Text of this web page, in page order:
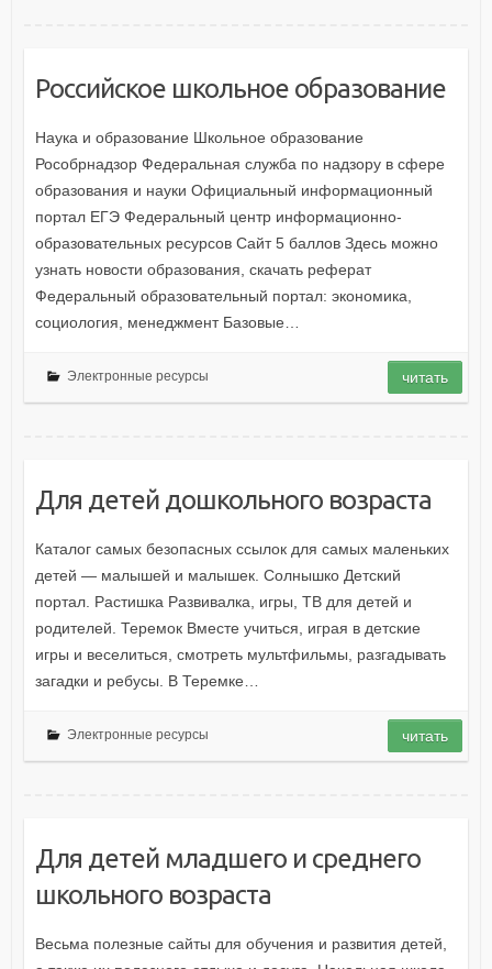
Российское школьное образование
Наука и образование Школьное образование
Рособрнадзор Федеральная служба по надзору в сфере
образования и науки Официальный информационный
портал ЕГЭ Федеральный центр информационно-
образовательных ресурсов Сайт 5 баллов Здесь можно
узнать новости образования, скачать реферат
Федеральный образовательный портал: экономика,
социология, менеджмент Базовые…
Электронные ресурсы читать
Для детей дошкольного возраста
Каталог самых безопасных ссылок для самых маленьких
детей — малышей и малышек. Солнышко Детский
портал. Растишка Развивалка, игры, ТВ для детей и
родителей. Теремок Вместе учиться, играя в детские
игры и веселиться, смотреть мультфильмы, разгадывать
загадки и ребусы. В Теремке…
Электронные ресурсы читать
Для детей младшего и среднего
школьного возраста
Весьма полезные сайты для обучения и развития детей,